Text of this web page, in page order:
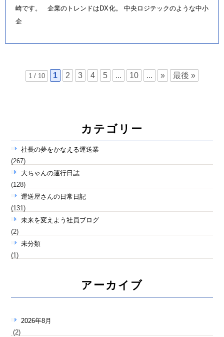
崎です。 企業のトレンドはDX化。 中央ロジテックのような中小
企
1 / 10 1 2 3 4 5 ... 10 ... » 最後 »
カテゴリー
社長の夢をかなえる運送業
(267)
大ちゃんの運行日誌
(128)
運送屋さんの日常日記
(131)
未来を変えよう社員ブログ
(2)
未分類
(1)
アーカイブ
2026年8月
(2)